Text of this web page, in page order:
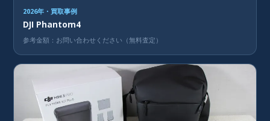
2026年・買取事例
DJI Phantom4
参考金額：お問い合わせください（無料査定）